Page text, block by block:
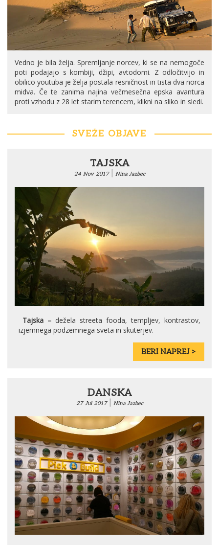
Vedno je bila želja. Spremljanje norcev, ki se na nemogoče
poti podajajo s kombiji, džipi, avtodomi. Z odločitvijo in
obilico youtuba je želja postala resničnost in tista dva norca
midva. Če te zanima najina večmesečna epska avantura
proti vzhodu z 28 let starim terencem, klikni na sliko in sledi.
SVEŽE OBJAVE
TAJSKA
24 Nov 2017| Nina Jazbec
Tajska – dežela streeta fooda, templjev, kontrastov,
izjemnega podzemnega sveta in skuterjev.
BERI NAPREJ >
DANSKA
27 Jul 2017| Nina Jazbec